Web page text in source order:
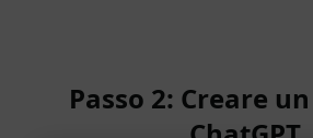
Passo 2: Creare